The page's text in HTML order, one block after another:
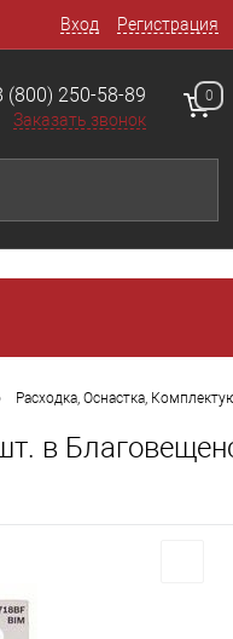
Вход Регистрация
(800) 250-58-89
Заказать звонок
0
Расходка, Оснастка,
в